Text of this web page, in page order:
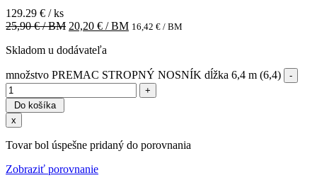
129.29 € / ks
25,90€ / BM 20,20 € / BM 16,42 € / BM
Skladom u dodávateľa
množstvo PREMAC STROPNÝ NOSNÍK dĺžka 6,4 m (6,4)
Do košíka
x
Tovar bol úspešne pridaný do porovnania
Zobraziť porovnanie